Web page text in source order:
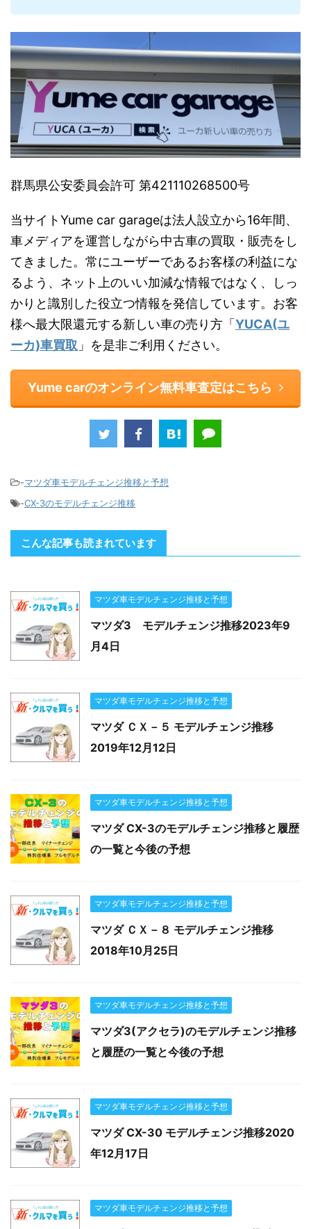
群馬県公安委員会許可 第421110268500号
当サイトYume car garageは法人設立から16年間、
車メディアを運営しながら中古車の買取・販売をし
てきました。常にユーザーであるお客様の利益にな
るよう、ネット上のいい加減な情報ではなく、しっ
かりと識別した役立つ情報を発信しています。お客
様へ最大限還元する新しい車の売り方「 YUCA(ユ
ーカ)車買取 」を是非ご利用ください。
Yume carのオンライン無料車査定はこちら
-マツダ車モデルチェンジ推移と予想
-CX-3のモデルチェンジ推移
こんな記事も読まれています
マツダ車モデルチェンジ推移と予想
マツダ3 モデルチェンジ推移2023年9
月4日
マツダ車モデルチェンジ推移と予想
マツダ ＣＸ－５ モデルチェンジ推移
2019年12月12日
マツダ車モデルチェンジ推移と予想
マツダ CX-3のモデルチェンジ推移と履歴
の一覧と今後の予想
マツダ車モデルチェンジ推移と予想
マツダ ＣＸ－８ モデルチェンジ推移
2018年10月25日
マツダ車モデルチェンジ推移と予想
マツダ3(アクセラ)のモデルチェンジ推移
と履歴の一覧と今後の予想
マツダ車モデルチェンジ推移と予想
マツダ CX-30 モデルチェンジ推移2020
年12月17日
マツダ車モデルチェンジ推移と予想